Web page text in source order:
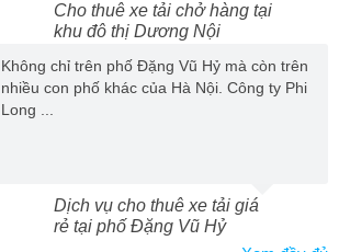
Cho thuê xe tải chở hàng tại
khu đô thị Dương Nội
Không chỉ trên phố Đặng Vũ Hỷ mà còn trên
nhiều con phố khác của Hà Nội. Công ty Phi
Long ...
Dịch vụ cho thuê xe tải giá
rẻ tại phố Đặng Vũ Hỷ